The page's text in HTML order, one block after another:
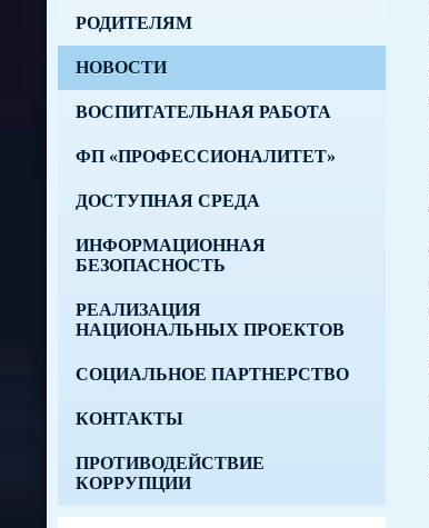
РОДИТЕЛЯМ
НОВОСТИ
ВОСПИТАТЕЛЬНАЯ РАБОТА
ФП «ПРОФЕССИОНАЛИТЕТ»
ДОСТУПНАЯ СРЕДА
ИНФОРМАЦИОННАЯ
БЕЗОПАСНОСТЬ
РЕАЛИЗАЦИЯ
НАЦИОНАЛЬНЫХ ПРОЕКТОВ
СОЦИАЛЬНОЕ ПАРТНЕРСТВО
КОНТАКТЫ
ПРОТИВОДЕЙСТВИЕ
КОРРУПЦИИ